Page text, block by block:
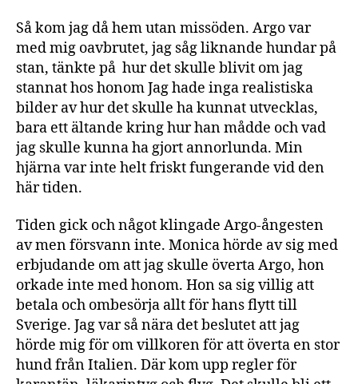
Så kom jag då hem utan missöden. Argo var
med mig oavbrutet, jag såg liknande hundar på
stan, tänkte på hur det skulle blivit om jag
stannat hos honom Jag hade inga realistiska
bilder av hur det skulle ha kunnat utvecklas,
bara ett ältande kring hur han mådde och vad
jag skulle kunna ha gjort annorlunda. Min
hjärna var inte helt friskt fungerande vid den
här tiden.
Tiden gick och något klingade Argo-ångesten
av men försvann inte. Monica hörde av sig med
erbjudande om att jag skulle överta Argo, hon
orkade inte med honom. Hon sa sig villig att
betala och ombesörja allt för hans flytt till
Sverige. Jag var så nära det beslutet att jag
hörde mig för om villkoren för att överta en stor
hund från Italien. Där kom upp regler för